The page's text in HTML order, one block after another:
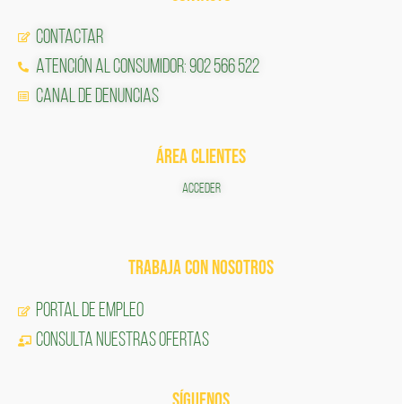
Contactar
Atención al Consumidor: 902 566 522
Canal de Denuncias
ÁREA CLIENTES
ACCEDER
TRABAJA CON NOSOTROS
Portal de Empleo
CONSULTA NUESTRAS OFERTAS